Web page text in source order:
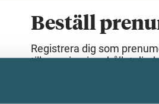
Beställ
Registrera dig som
till premiuminnehållet